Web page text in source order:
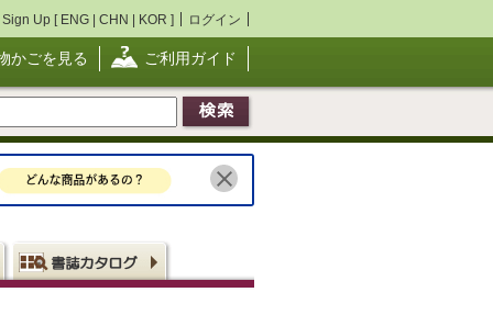
Sign Up [ ENG | CHN | KOR ] ログイン
かごを見る ご利用ガイド